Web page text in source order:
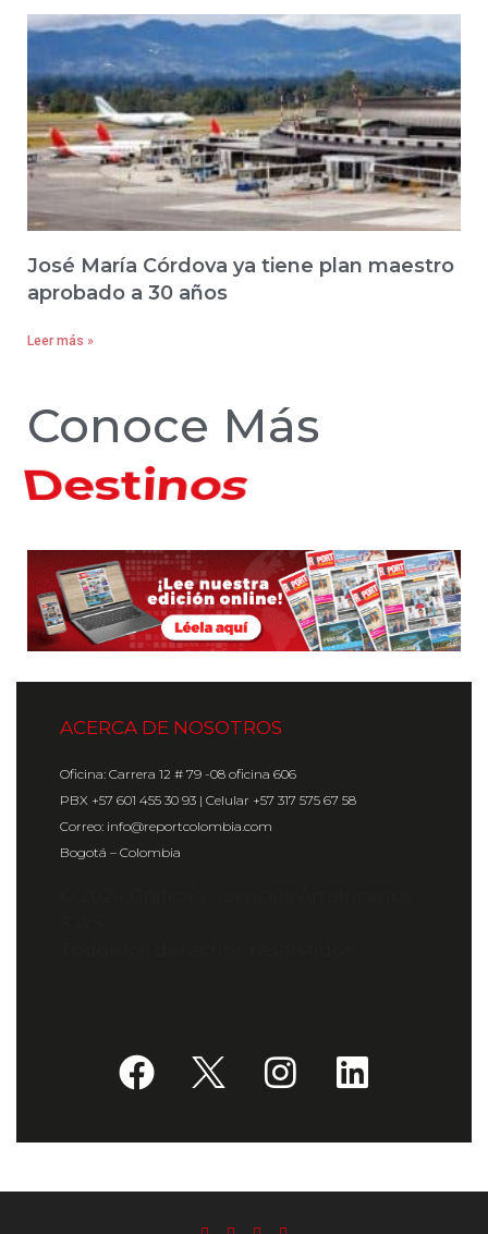
José María Córdova ya tiene plan maestro
aprobado a 30 años
Leer más »
Conoce Más
Hoteles
ACERCA DE NOSOTROS
Oficina: Carrera 12 # 79 -08 oficina 606
PBX +57 601 455 30 93 | Celular +57 317 575 67 58
Correo: info@reportcolombia.com
Bogotá – Colombia